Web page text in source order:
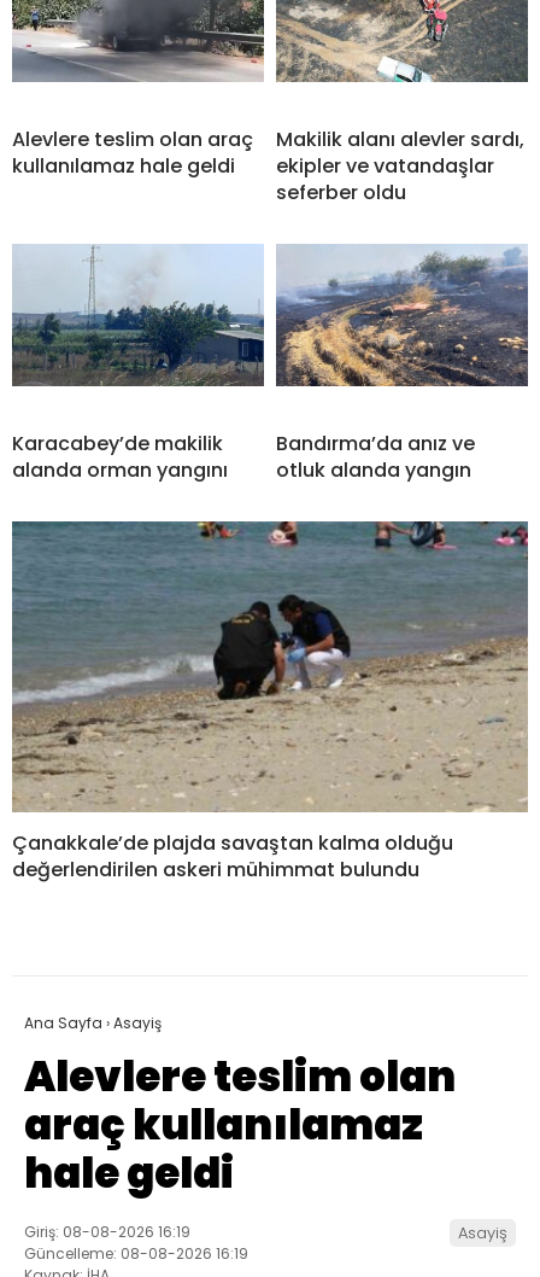
Alevlere teslim olan araç
kullanılamaz hale geldi
Makilik alanı alevler sardı,
ekipler ve vatandaşlar
seferber oldu
Karacabey’de makilik
alanda orman yangını
Bandırma’da anız ve
otluk alanda yangın
Çanakkale’de plajda savaştan kalma olduğu
değerlendirilen askeri mühimmat bulundu
Ana Sayfa ›Asayiş
Alevlere teslim olan
araç kullanılamaz
hale geldi
Giriş: 08-08-2026 16:19
Güncelleme: 08-08-2026 16:19
Asayiş